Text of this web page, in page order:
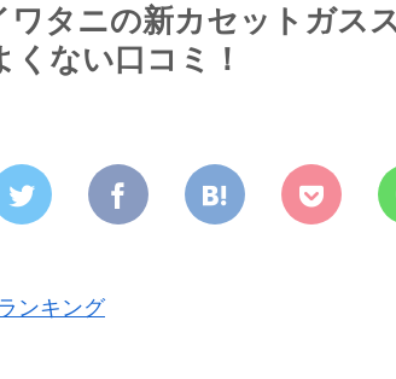
ワタニの新カセットガス
くない口コミ！
ンキング